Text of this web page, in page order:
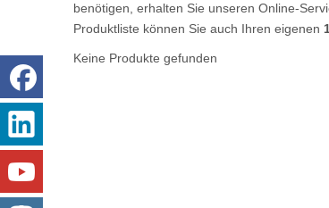
benötigen, erhalten Sie unseren Online-
Produktliste können Sie auch Ihren eigenen
Keine Produkte gefunden